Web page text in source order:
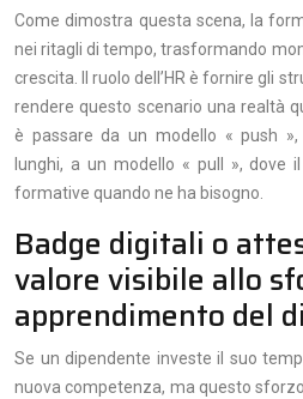
Come dimostra questa scena, la
nei ritagli di tempo, trasformando
crescita. Il ruolo dell’HR è fornire gli
rendere questo scenario una realtà
è passare da un modello « push »,
lunghi, a un modello « pull », dove
formative quando ne ha bisogno.
Badge digitali o
valore visibile allo
apprendimento del
Se un dipendente investe il suo
nuova competenza, ma questo